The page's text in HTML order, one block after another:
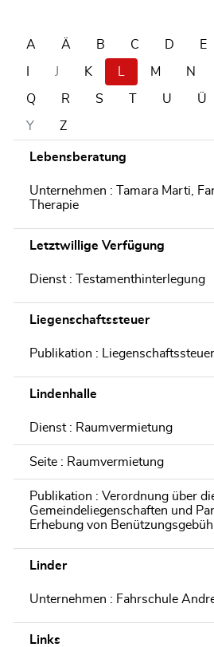
A Ä B C D E
J K M N
Q R S U Ü
Y Z
Lebensberatung
Unternehmen : Tamara Marti,
Therapie
Letztwillige Verfügung
Dienst : Testamenthinterlegung
Liegenschaftssteuer
Publikation :
Lindenhalle
Dienst : Raumvermietung
Seite : Raumvermietung
Publikation : Verordnung über
Gemeindeliegenschaften und
Erhebung von
Linder
Unternehmen : Fahrschule
Links